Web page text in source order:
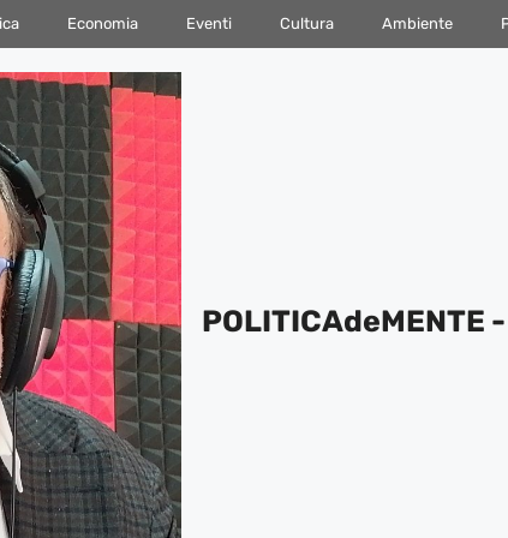
Economia Eventi Cultura Ambiente
POLITICAdeMENTE